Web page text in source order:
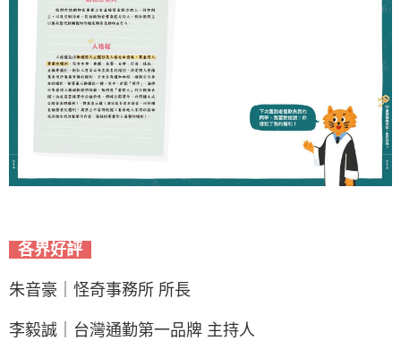
各界好評
朱音豪｜怪奇事務所 所長
李毅誠｜台灣通勤第一品牌 主持人